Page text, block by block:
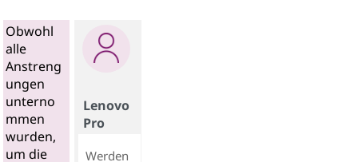
Obwohl
alle
Anstreng
ungen
unterno
mmen
wurden,
um die
Lenovo
Pro
Werden